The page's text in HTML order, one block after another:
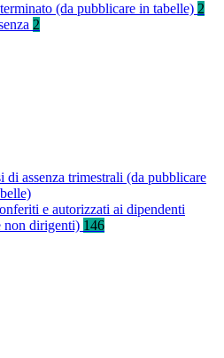
(da pubblicare in tabelle) 2
2
di assenza trimestrali (da pubblicare
e autorizzati ai dipendenti
non dirigenti) 146